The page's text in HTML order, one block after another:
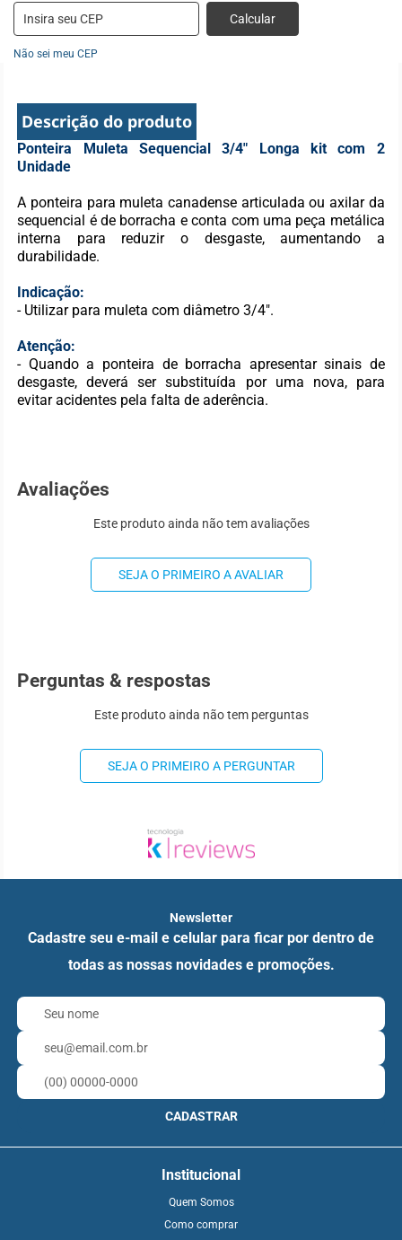
Calcular
Não sei meu CEP
Descrição do produto
Ponteira Muleta Sequencial 3/4" Longa kit com 2
Unidade
A ponteira para muleta canadense articulada ou axilar da
sequencial é de borracha e conta com uma peça metálica
interna para reduzir o desgaste, aumentando a
durabilidade.
Indicação:
- Utilizar para muleta com diâmetro 3/4".
Atenção:
- Quando a ponteira de borracha apresentar sinais de
desgaste, deverá ser substituída por uma nova, para
evitar acidentes pela falta de aderência.
Avaliações
Este produto ainda não tem avaliações
SEJA O PRIMEIRO A AVALIAR
Perguntas & respostas
Este produto ainda não tem perguntas
SEJA O PRIMEIRO A PERGUNTAR
Newsletter
Cadastre seu e-mail e celular para ficar por dentro de
todas as nossas novidades e promoções.
CADASTRAR
Institucional
Quem Somos
Como comprar